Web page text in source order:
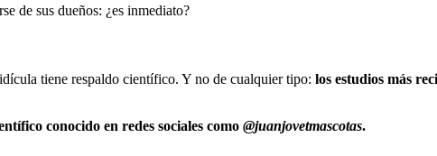
de sus dueños: ¿es inmediato?
tiene respaldo científico. Y no de cualquier tipo: los estudios más
conocido en redes sociales como @juanjovetmascotas.